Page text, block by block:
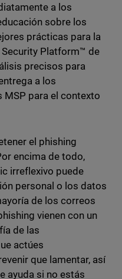
a los
sobre los
prácticas para la
Security Platform™ de
precisos para
a los
MSP para el contexto
el phishing
encima de todo,
irreflexivo puede
personal o los datos
de los correos
vienen con un
de las
actúes
que lamentar, así
ayuda si no estás